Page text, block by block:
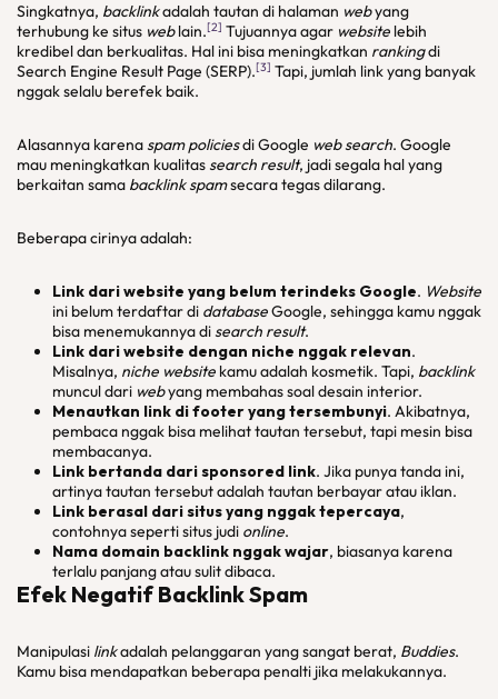
Singkatnya, backlinkadalah tautan di halaman webyang
terhubung ke situs weblain.[2] Tujuannya agar website lebih
kredibel dan berkualitas. Hal ini bisa meningkatkan rankingdi
Search Engine Result Page (SERP).[3] Tapi, jumlah link yang banyak
nggak selalu berefek baik.
Alasannya karena spam policiesdi Google web search. Google
mau meningkatkan kualitas search result, jadi segala hal yang
berkaitan sama backlink spamsecara tegas dilarang.
Beberapa cirinya adalah:
Link dariwebsite yang belum terindeks Google. Website
ini belum terdaftar di databaseGoogle, sehingga kamu nggak
bisa menemukannya di search result.
Link dariwebsite dengan niche nggak relevan.
Misalnya, niche website kamu adalah kosmetik. Tapi, backlink
muncul dari webyang membahas soal desain interior.
Menautkan link difooteryang tersembunyi. Akibatnya,
pembaca nggak bisa melihat tautan tersebut, tapi mesin bisa
membacanya.
Link bertanda darisponsored link. Jika punya tanda ini,
artinya tautan tersebut adalah tautan berbayar atau iklan.
Link berasal dari situs yang nggak tepercaya,
contohnya seperti situs judi online.
Nama domain backlink nggak wajar, biasanya karena
terlalu panjang atau sulit dibaca.
Efek Negatif Backlink Spam
Manipulasi linkadalah pelanggaran yang sangat berat, Buddies.
Kamu bisa mendapatkan beberapa penalti jika melakukannya.